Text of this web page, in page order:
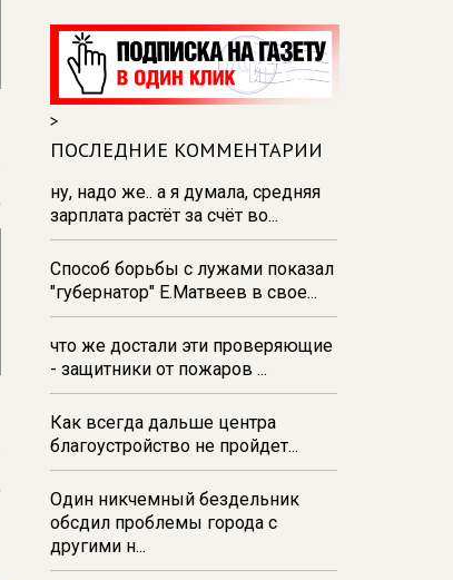
из‑за проблем с водоснабжением
17:23
В Курске установили две
камеры ПДД на превышение
скорости
16:55В Курске жителя
Тюменской области осудили за
незаконную перевозку
взрывчатки
16:47В Курске капремонт дорог
выполнен на 54%
>
ПОСЛЕДНИЕ КОММЕНТАРИИ
ну, надо же.. а я думала, средняя
зарплата растёт за счёт во...
Способ борьбы с лужами показал
"губернатор" Е.Матвеев в свое...
что же достали эти проверяющие
- защитники от пожаров ...
Как всегда дальше центра
благоустройство не пройдет...
Один никчемный бездельник
обсдил проблемы города с
другими н...